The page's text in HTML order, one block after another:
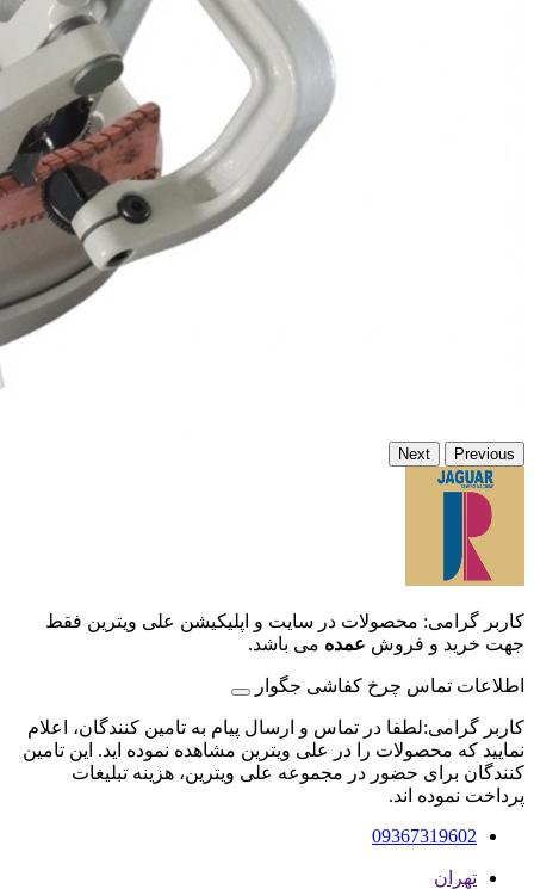
Previous
Next
کاربر گرامی: محصولات در سایت و اپلیکیشن علی ویترین فقط
جهت خرید و فروش عمده می باشد.
اطلاعات تماس چرخ کفاشی جگوار
کاربر گرامی:لطفا در تماس و ارسال پیام به تامین کنندگان، اعلام
نمایید که محصولات را در علی ویترین مشاهده نموده اید. این تامین
کنندگان برای حضور در مجموعه علی ویترین، هزینه تبلیغات
پرداخت نموده اند.
09367319602
تهران